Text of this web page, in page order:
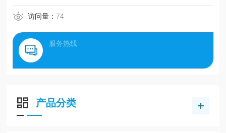
访问量：74
服务热线
产品分类